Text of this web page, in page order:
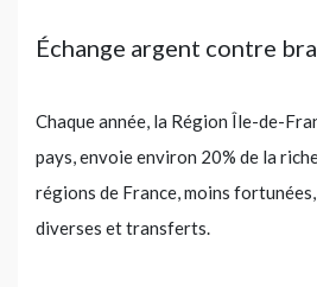
Échange argent contre
Chaque année, la Région Île-de-
pays, envoie environ 20% de la
régions de France, moins fortunées,
diverses et transferts.